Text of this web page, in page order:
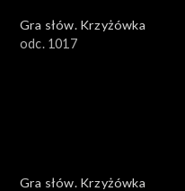
Gra słów. Krzyżówka
odc. 1017
Gra słów. Krzyżówka